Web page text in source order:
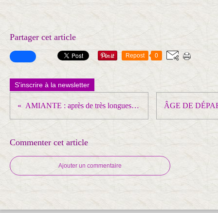
Partager cet article
Repost 0
S'inscrire à la newsletter
AMIANTE : après de très longues luttes, le préjudice d'anxiété enfin reconnu par la justice ! Une VICTOIRE qui comporte des RISQUES !
Commenter cet article
Ajouter un commentaire